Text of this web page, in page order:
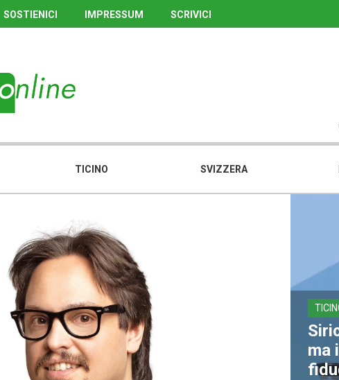
SOSTIENICI IMPRESSUM SCRIVICI
TICINO SVIZZERA
ma